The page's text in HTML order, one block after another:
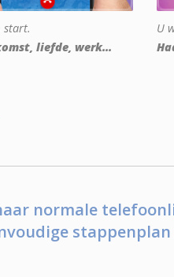
start.
liefde, werk...
U
normale